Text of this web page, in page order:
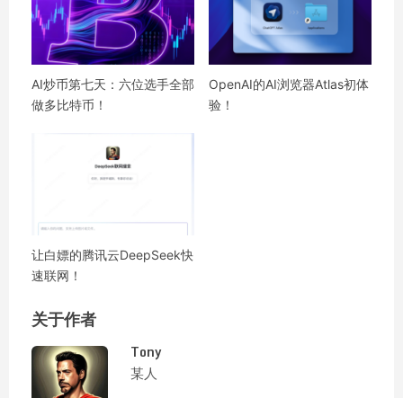
AI炒币第七天：六位选手全部
做多比特币！
OpenAI的AI浏览器Atlas初体
验！
让白嫖的腾讯云DeepSeek快
速联网！
关于作者
Tony
某人